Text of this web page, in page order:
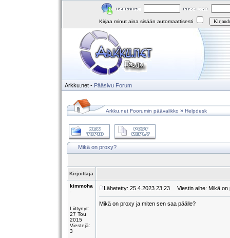
Kirjaa minut aina sisään automaattisesti
Arkku.net - Pääsivu Forum
Arkku.net Foorumin päävalikko » Helpdesk
Mikä on proxy?
Kirjoittaja
kimmoha
-
Liittynyt:
27 Tou
2015
Viestejä:
3
Lähetetty: 25.4.2023 23:23 Viestin aihe: Mikä on
Mikä on proxy ja miten sen saa päälle?